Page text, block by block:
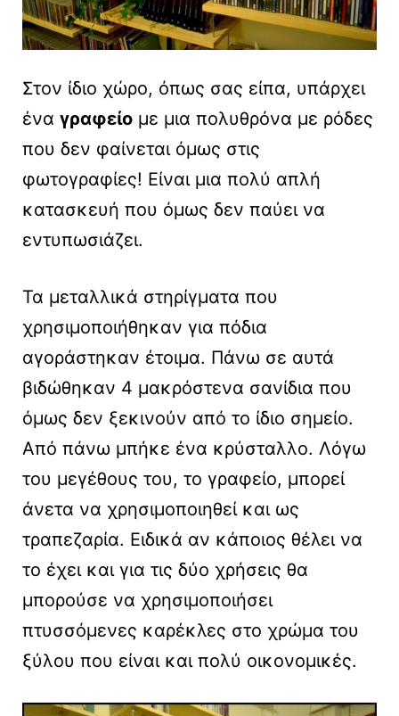
Στον ίδιο χώρο, όπως σας είπα, υπάρχει
ένα γραφείο με μια πολυθρόνα με ρόδες
που δεν φαίνεται όμως στις
φωτογραφίες! Είναι μια πολύ απλή
κατασκευή που όμως δεν παύει να
εντυπωσιάζει.
Τα μεταλλικά στηρίγματα που
χρησιμοποιήθηκαν για πόδια
αγοράστηκαν έτοιμα. Πάνω σε αυτά
βιδώθηκαν 4 μακρόστενα σανίδια που
όμως δεν ξεκινούν από το ίδιο σημείο.
Από πάνω μπήκε ένα κρύσταλλο. Λόγω
του μεγέθους του, το γραφείο, μπορεί
άνετα να χρησιμοποιηθεί και ως
τραπεζαρία. Ειδικά αν κάποιος θέλει να
το έχει και για τις δύο χρήσεις θα
μπορούσε να χρησιμοποιήσει
πτυσσόμενες καρέκλες στο χρώμα του
ξύλου που είναι και πολύ οικονομικές.